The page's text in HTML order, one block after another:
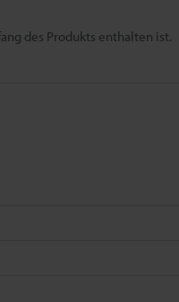
des Produkts enthalten ist.